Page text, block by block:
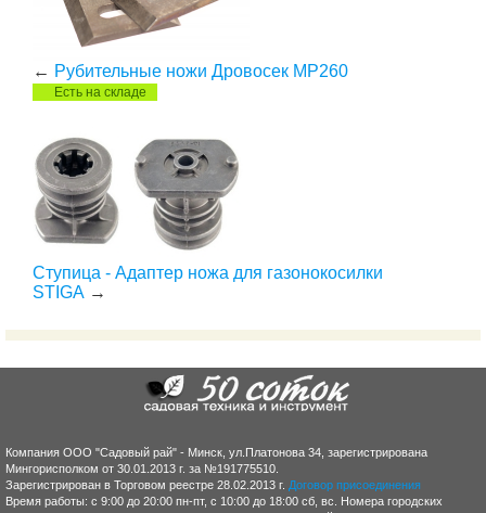
← Рубительные ножи Дровосек МР260
Есть на складе
Ступица - Адаптер ножа для газонокосилки
STIGA →
Компания ООО "Садовый рай" - Минск, ул.Платонова 34, зарегистрирована
Мингорисполком от 30.01.2013 г. за №191775510.
Зарегистрирован в Торговом реестре 28.02.2013 г. Договор присоединения
Время работы: с 9:00 до 20:00 пн-пт, с 10:00 до 18:00 сб, вс. Номера городских